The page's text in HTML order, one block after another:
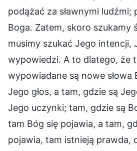
podążać za sławnymi ludźmi;
Boga. Zatem, skoro szukamy
musimy szukać Jego intencji,
wypowiedzi. A to dlatego, że
wypowiadane są nowe słowa
Jego głos, a tam, gdzie są
Jego uczynki; tam, gdzie są
tam Bóg się pojawia, a tam,
pojawia, tam istnieją prawda,